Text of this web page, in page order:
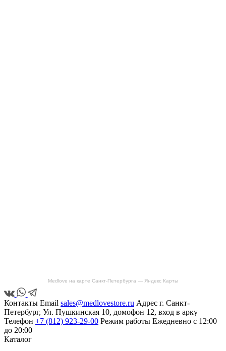
Medlove на карте Санкт‑Петербурга — Яндекс Карты
Контакты Email sales@medlovestore.ru Адрес г. Санкт-
Петербург, Ул. Пушкинская 10, домофон 12, вход в арку
Телефон +7 (812) 923-29-00 Режим работы Ежедневно с 12:00
до 20:00
Каталог